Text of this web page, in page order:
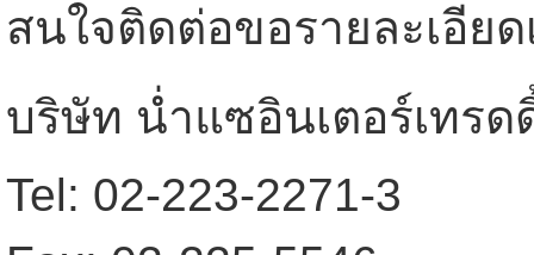
สนใจติดต่อขอรายละเอีย
บริษัท น่ำแซอินเตอร์เทรด
Tel: 02-223-2271-3